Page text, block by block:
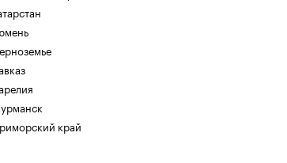
край